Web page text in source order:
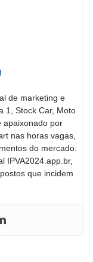
de marketing e
1, Stock Car, Moto
apaixonado por
nas horas vagas,
do mercado.
IPVA2024.app.br,
que incidem